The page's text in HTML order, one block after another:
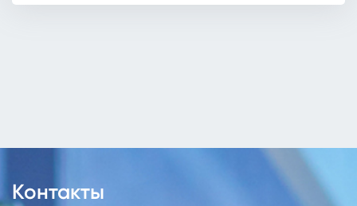
Контакты